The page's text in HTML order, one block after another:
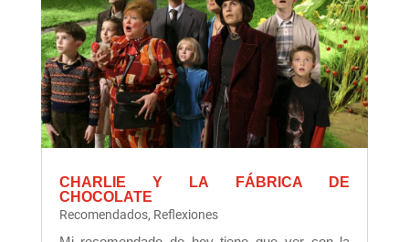
CHARLIE Y LA FÁBRICA DE
CHOCOLATE
Recomendados, Reflexiones